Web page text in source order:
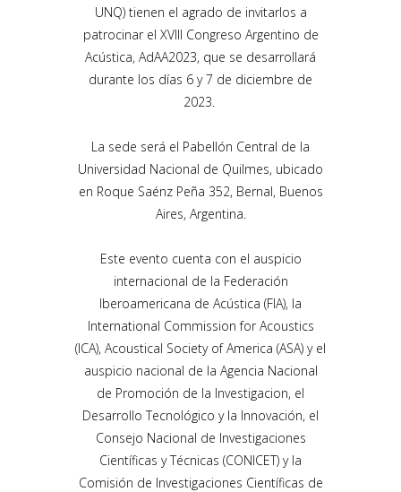
UNQ) tienen el agrado de invitarlos a
patrocinar el XVIII Congreso Argentino de
Acústica, AdAA2023, que se desarrollará
durante los días 6 y 7 de diciembre de
2023.
La sede será el Pabellón Central de la
Universidad Nacional de Quilmes, ubicado
en Roque Saénz Peña 352, Bernal, Buenos
Aires, Argentina.
Este evento cuenta con el auspicio
internacional de la Federación
Iberoamericana de Acústica (FIA), la
International Commission for Acoustics
(ICA), Acoustical Society of America (ASA) y el
auspicio nacional de la Agencia Nacional
de Promoción de la Investigacion, el
Desarrollo Tecnológico y la Innovación, el
Consejo Nacional de Investigaciones
Científicas y Técnicas (CONICET) y la
Comisión de Investigaciones Científicas de